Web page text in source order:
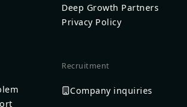
Deep Growth Partners
Privacy Policy
Recruitment
Company inquiries